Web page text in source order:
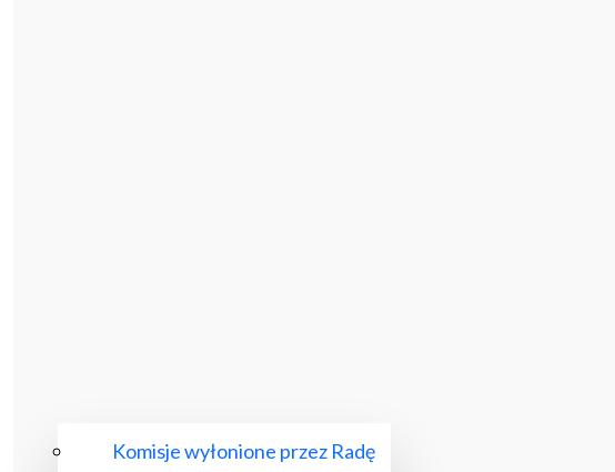
Komisje wyłonione przez Radę